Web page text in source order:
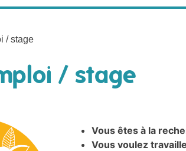
/ stage
/ stage
Vous êtes à la
Vous voulez